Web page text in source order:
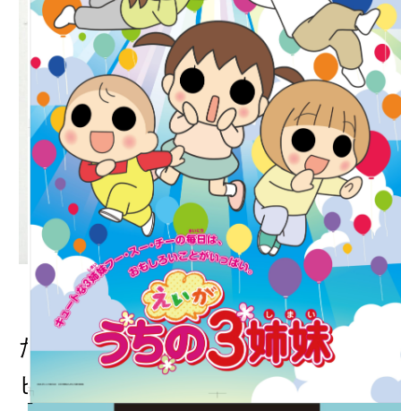
「ほりにしかけときゃだい
たいオッケー」：監修レシ
ピ本の制作